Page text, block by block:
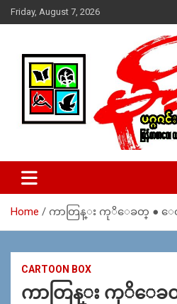
Skip
to
Friday, August 7, 2026
MoeMaKa
Media
ယ္ေရး – အမွတ္ ၂၅၄၊ ပထပ္၊ လမ္း
(ဖုုံး – ၀၉ ၂၅၂ ၂၄၉ ၀၉၄ ၊ ၀၉ ၄၂
ဇာေစ်းသစ္ ။ ၀၉ ၇၈၆၈၃၇ ၃၀၅ /
Home ကာတြန္း ကုိေခတ္ ● ေဝး
CARTOON BOX
ကာတြန္း ကုိေခ